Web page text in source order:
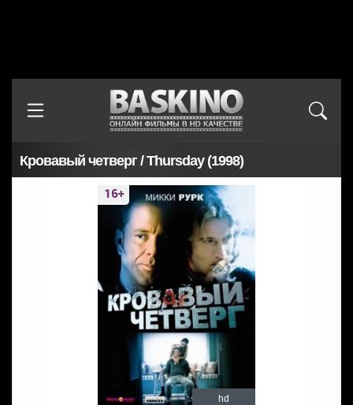
Кровавый четверг / Thursday (1998)
hd